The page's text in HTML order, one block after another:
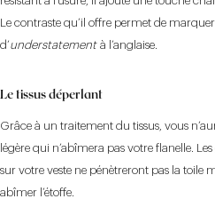
Le contraste qu’il offre permet de
d’understatement à l’anglaise.
Le tissus déperlant
Grâce à un traitement du tissus, vous
légère qui n’abîmera pas votre flanelle.
sur votre veste ne pénètreront pas la toile
abîmer l’étoffe.